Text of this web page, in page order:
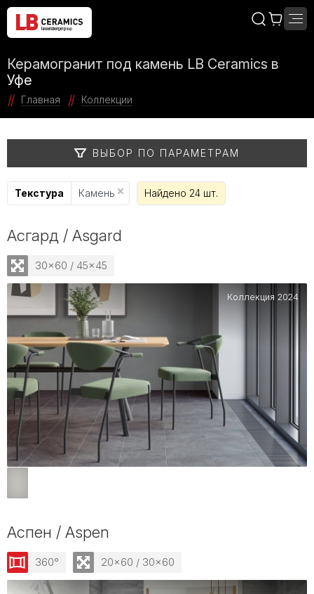
Керамогранит под камень LB Ceramics в
Уфе
Главная Коллекции
ВЫБОР ПО ПАРАМЕТРАМ
Текстура Камень Найдено 24 шт.
Асгард / Asgard
30x60 / 45x45
Коллекция 2024
Аспен / Aspen
360° 20x60 / 30x60